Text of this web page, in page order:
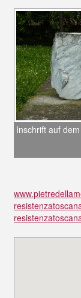
Inschrift auf